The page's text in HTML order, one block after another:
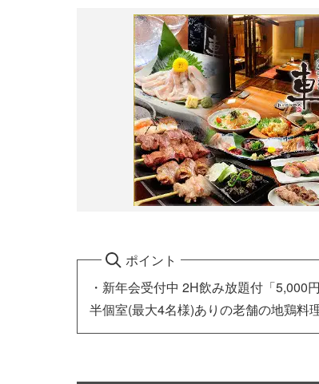
ポイント
・新年会受付中 2H飲み放題付「5,000円
半個室(最大4名様)ありの老舗の地鶏料